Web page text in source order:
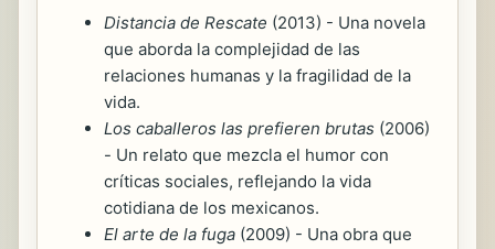
Distancia de Rescate (2013) - Una novela
que aborda la complejidad de las
relaciones humanas y la fragilidad de la
vida.
Los caballeros las prefieren brutas (2006)
- Un relato que mezcla el humor con
críticas sociales, reflejando la vida
cotidiana de los mexicanos.
El arte de la fuga (2009) - Una obra que